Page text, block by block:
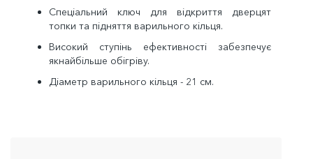
Спеціальний ключ для відкриття дверцят
топки та підняття варильного кільця.
Високий ступінь ефективності забезпечує
якнайбільше обігріву.
Діаметр варильного кільця - 21 см.